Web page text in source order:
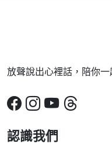
放聲說出心裡話，陪你
認識我們